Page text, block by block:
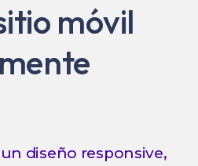
móvil
diseño responsive,